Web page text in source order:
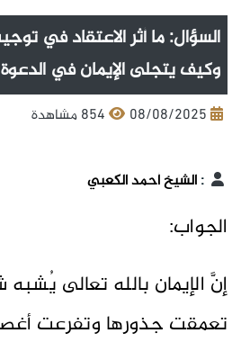
السؤال: ما أثر الاعتقاد في
وكيف يتجلى الإيمان في الدعوة
08/08/2025 854 مشاهدة
:الشيخ أحمد الكعبي
الجواب:
إنَّ الإيمان بالله تعالى
تعمقت جذورها وتفرعت